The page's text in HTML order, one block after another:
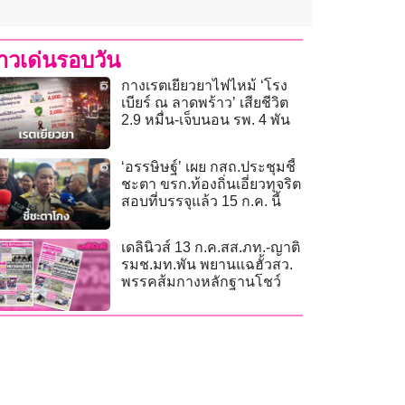
วเด่นรอบวัน
กางเรตเยียวยาไฟไหม้ ‘โรง
เบียร์ ณ ลาดพร้าว’ เสียชีวิต
2.9 หมื่น-เจ็บนอน รพ. 4 พัน
‘อรรษิษฐ์’ เผย กสถ.ประชุมชี้
ชะตา ขรก.ท้องถิ่นเอี่ยวทุจริต
สอบที่บรรจุแล้ว 15 ก.ค. นี้
เดลินิวส์ 13 ก.ค.สส.ภท.-ญาติ
รมช.มท.พัน พยานแฉฮั้วสว.
พรรคส้มกางหลักฐานโชว์